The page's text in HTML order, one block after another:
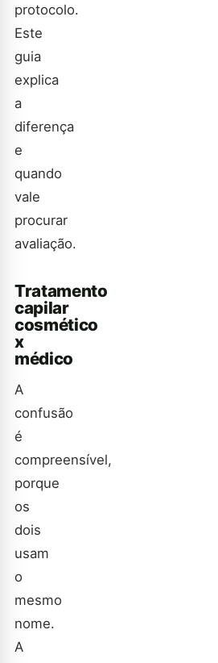
protocolo.
Este
guia
explica
a
diferença
e
quando
vale
procurar
avaliação.
Tratamento
capilar
cosmético
x
médico
A
confusão
é
compreensível,
porque
os
dois
usam
o
mesmo
nome.
A